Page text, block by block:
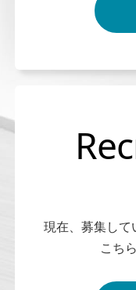
現在、募集して
こち